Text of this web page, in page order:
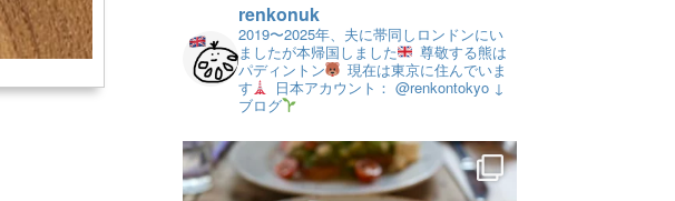
renkonuk
2019〜2025年、夫に帯同しロンドンにい
ましたが本帰国しました
尊敬する熊は
パディントン
現在は東京に住んでいま
す
日本アカウント： @renkontokyo ↓
ブログ